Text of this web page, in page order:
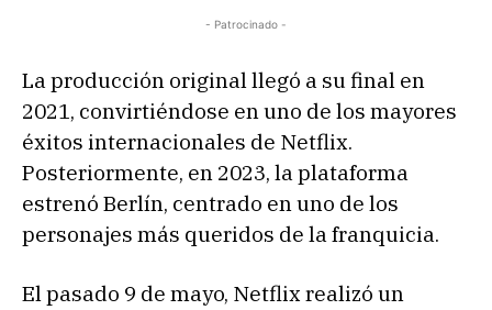
- Patrocinado -
La producción original llegó a su final en
2021, convirtiéndose en uno de los mayores
éxitos internacionales de Netflix.
Posteriormente, en 2023, la plataforma
estrenó Berlín, centrado en uno de los
personajes más queridos de la franquicia.
El pasado 9 de mayo, Netflix realizó un